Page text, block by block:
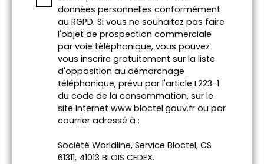
données personnelles conformément
au RGPD. Si vous ne souhaitez pas faire
l'objet de prospection commerciale
par voie téléphonique, vous pouvez
vous inscrire gratuitement sur la liste
d'opposition au démarchage
téléphonique, prévu par l'article L223-1
du code de la consommation, sur le
site Internet www.bloctel.gouv.fr ou par
courrier adressé à :
Société Worldline, Service Bloctel, CS
61311, 41013 BLOIS CEDEX.